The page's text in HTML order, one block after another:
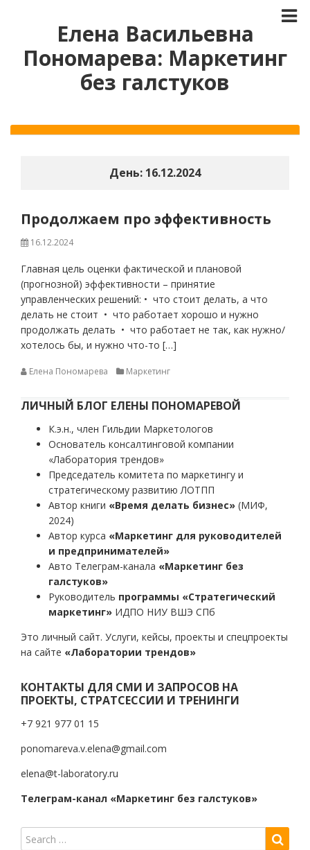
Елена Васильевна
Пономарева: Маркетинг
без галстуков
День: 16.12.2024
Продолжаем про эффективность
16.12.2024
Главная цель оценки фактической и плановой
(прогнозной) эффективности – принятие
управленческих решений: • что стоит делать, а что
делать не стоит • что работает хорошо и нужно
продолжать делать • что работает не так, как нужно/
хотелось бы, и нужно что-то […]
Елена Пономарева Маркетинг
ЛИЧНЫЙ БЛОГ ЕЛЕНЫ ПОНОМАРЕВОЙ
К.э.н., член Гильдии Маркетологов
Основатель консалтинговой компании
«Лаборатория трендов»
Председатель комитета по маркетингу и
стратегическому развитию ЛОТПП
Автор книги «Время делать бизнес» (МИФ,
2024)
Автор курса «Маркетинг для руководителей
и предпринимателей»
Авто Телеграм-канала «Маркетинг без
галстуков»
Руководитель программы «Стратегический
маркетинг» ИДПО НИУ ВШЭ СПб
Это личный сайт. Услуги, кейсы, проекты и спецпроекты
на сайте «Лаборатории трендов»
КОНТАКТЫ ДЛЯ СМИ И ЗАПРОСОВ НА
ПРОЕКТЫ, СТРАТСЕССИИ И ТРЕНИНГИ
+7 921 977 01 15
ponomareva.v.elena@gmail.com
elena@t-laboratory.ru
Телеграм-канал «Маркетинг без галстуков»